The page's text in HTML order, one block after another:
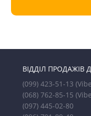
ВІДДІЛ ПРОДАЖІВ
(099) 423-51-13
(068) 762-85-15
(097) 445-02-80